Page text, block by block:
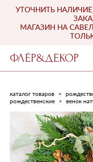
УТОЧНИТЬ
МАГАЗИН НА
ФЛЁР&ДЕКОР
каталог товаров >
рождественские > венок